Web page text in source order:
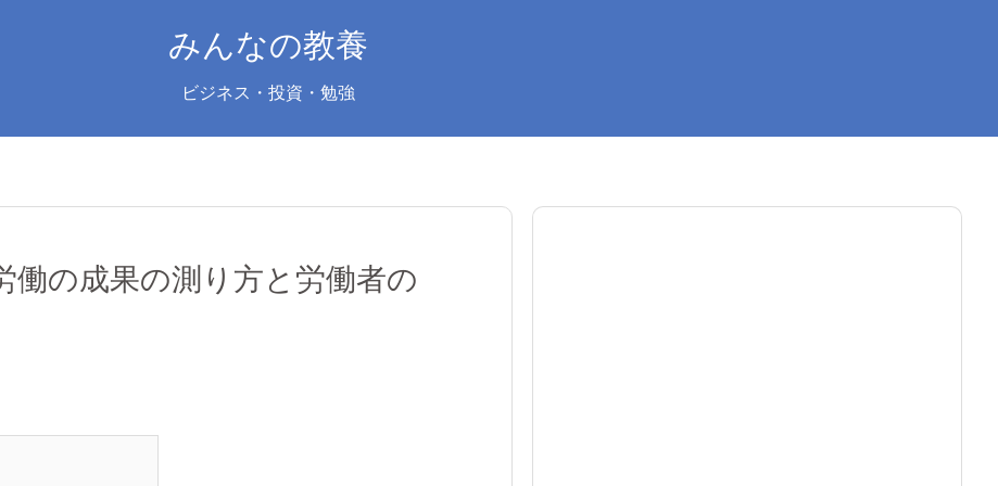
みんなの教養
ビジネス・投資・勉強
働の成果の測り方と労働者の